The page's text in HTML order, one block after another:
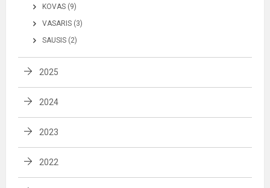
KOVAS (9)
VASARIS (3)
SAUSIS (2)
2025
2024
2023
2022